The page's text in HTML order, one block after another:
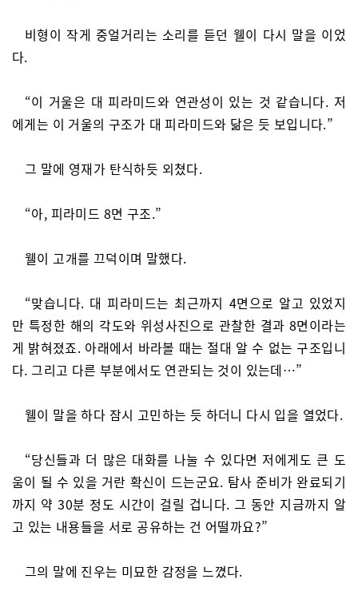
비형이 작게 중얼거리는 소리를 듣던 웰이 다시 말을 이었
다.
“이 거울은 대 피라미드와 연관성이 있는 것 같습니다. 저
에게는 이 거울의 구조가 대 피라미드와 닮은 듯 보입니다.”
그 말에 영재가 탄식하듯 외쳤다.
“아, 피라미드 8면 구조.”
웰이 고개를 끄덕이며 말했다.
“맞습니다. 대 피라미드는 최근까지 4면으로 알고 있었지
만 특정한 해의 각도와 위성사진으로 관찰한 결과 8면이라는
게 밝혀졌죠. 아래에서 바라볼 때는 절대 알 수 없는 구조입니
다. 그리고 다른 부분에서도 연관되는 것이 있는데…”
웰이 말을 하다 잠시 고민하는 듯 하더니 다시 입을 열었다.
“당신들과 더 많은 대화를 나눌 수 있다면 저에게도 큰 도
움이 될 수 있을 거란 확신이 드는군요. 탐사 준비가 완료되기
까지 약 30분 정도 시간이 걸릴 겁니다. 그 동안 지금까지 알
고 있는 내용들을 서로 공유하는 건 어떨까요?”
그의 말에 진우는 미묘한 감정을 느꼈다.